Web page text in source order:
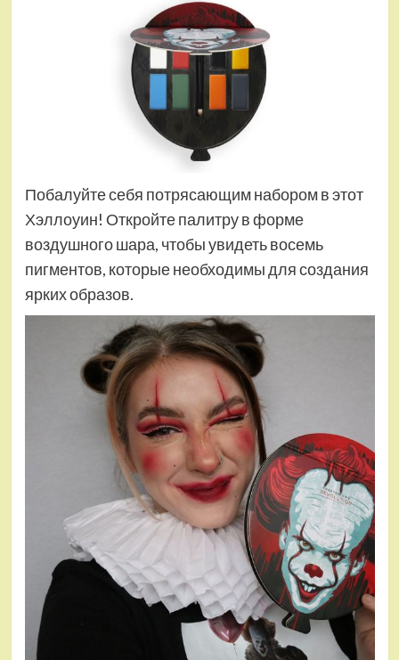
Побалуйте себя потрясающим набором в этот
Хэллоуин! Откройте палитру в форме
воздушного шара, чтобы увидеть восемь
пигментов, которые необходимы для создания
ярких образов.